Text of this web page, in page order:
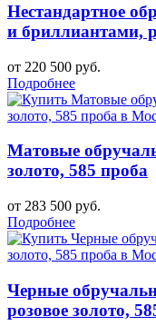
Нестандартное
и бриллиантами,
от 220 500 руб.
Подробнее
Матовые
золото, 585 проба
от 283 500 руб.
Подробнее
Черные
розовое золото,